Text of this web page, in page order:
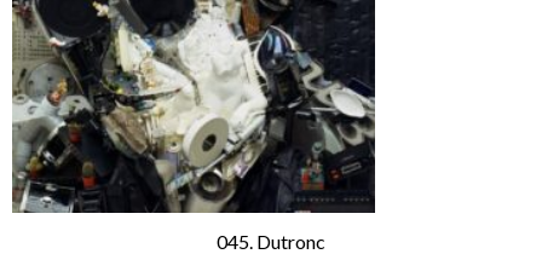
045. Dutronc